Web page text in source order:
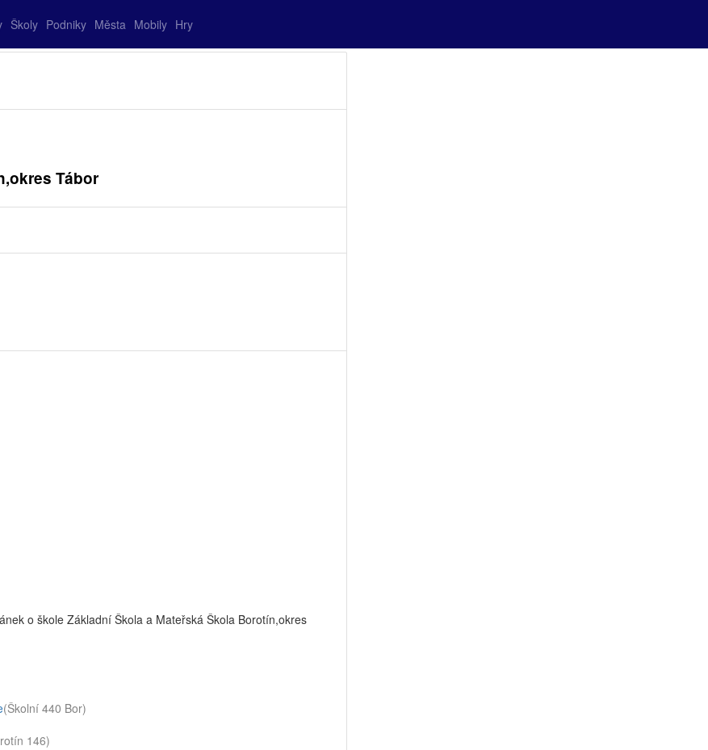
Školy Podniky Města Mobily Hry
Tábor
o škole Základní Škola a Mateřská Škola Borotín,okres
(Školní 440 Bor)
146)